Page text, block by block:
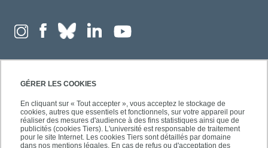
GÉRER LES COOKIES
En cliquant sur « Tout accepter », vous acceptez le stockage de
cookies, autres que essentiels et fonctionnels, sur votre appareil pour
réaliser des mesures d'audience à des fins statistiques ainsi que de
publicités (cookies Tiers). L'université est responsable de traitement
pour le site Internet. Les cookies Tiers sont détaillés par domaine
dans nos mentions légales. En cas de refus ou d'acceptation des